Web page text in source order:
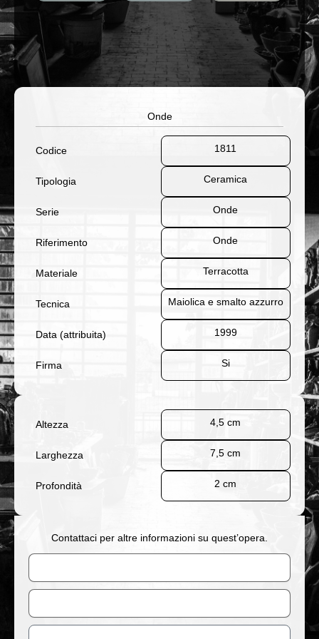
Onde
Codice 1811
Tipologia Ceramica
Serie Onde
Riferimento Onde
Materiale Terracotta
Tecnica Maiolica e smalto azzurro
Data (attribuita) 1999
Firma Si
Altezza 4,5 cm
Larghezza 7,5 cm
Profondità 2 cm
Contattaci per altre informazioni su quest’opera.
Nome
Email
Messaggio